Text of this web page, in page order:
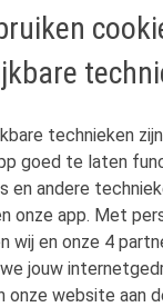
technieken
goed te laten
en andere
onze app. Met
wij en onze 4
jouw
onze website aan